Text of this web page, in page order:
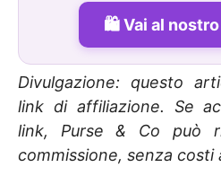
Vai al
Divulgazione: questo
link di affiliazione. Se
link, Purse & Co può
commissione, senza costi